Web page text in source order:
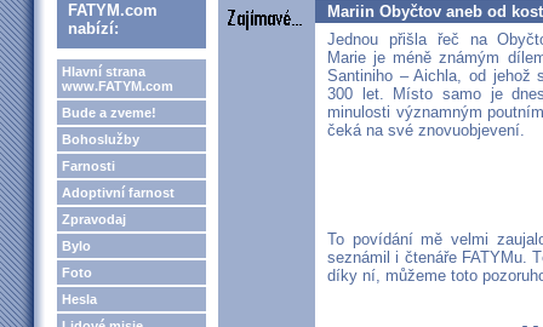
FATYM.com
nabízí:
Hlavní strana
www.FATYM.com
Bude a zveme!
Bohoslužby
Farnosti
Adoptivní farnost
Zpravodaj
Bylo
Foto
Hesla
Mariin Obyčtov aneb od
Jednou přišla řeč na
Marie je méně známým
Santiniho – Aichla, od jehož
300 let. Místo samo je
minulosti významným
čeká na své znovuobjevení.
To povídání mě velmi
seznámil i čtenáře FATYMu.
díky ní, můžeme toto